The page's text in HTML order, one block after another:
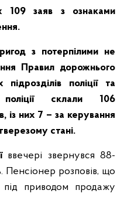
109 заяв з ознаками
з потерпілими не
Правил дорожнього
поліції та
поліції склали 106
із них 7 – за керування
стані.
ввечері звернувся 88-
Пенсіонер розповів, що
під приводом продажу